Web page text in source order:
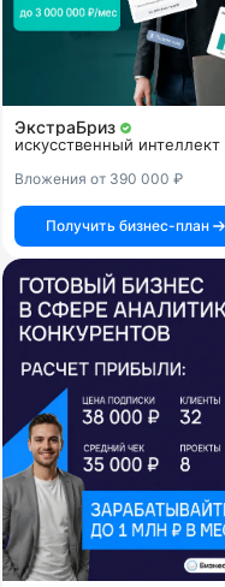
ЭкстраБриз
искусственный интеллект
Вложения от 390 000 ₽
Получить бизнес-план